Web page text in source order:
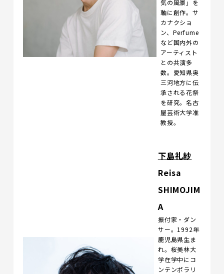
気の風景」を
軸に創作。サ
カナクショ
ン、Perfume
など国内外の
アーティスト
との共演多
数。愛知県奥
三河地方に伝
承される花祭
を研究。名古
屋芸術大学准
教授。
下島礼紗
Reisa
SHIMOJIM
A
振付家・ダン
サー。1992年
鹿児島県生ま
れ。桜美林大
学在学中にコ
ンテンポラリ